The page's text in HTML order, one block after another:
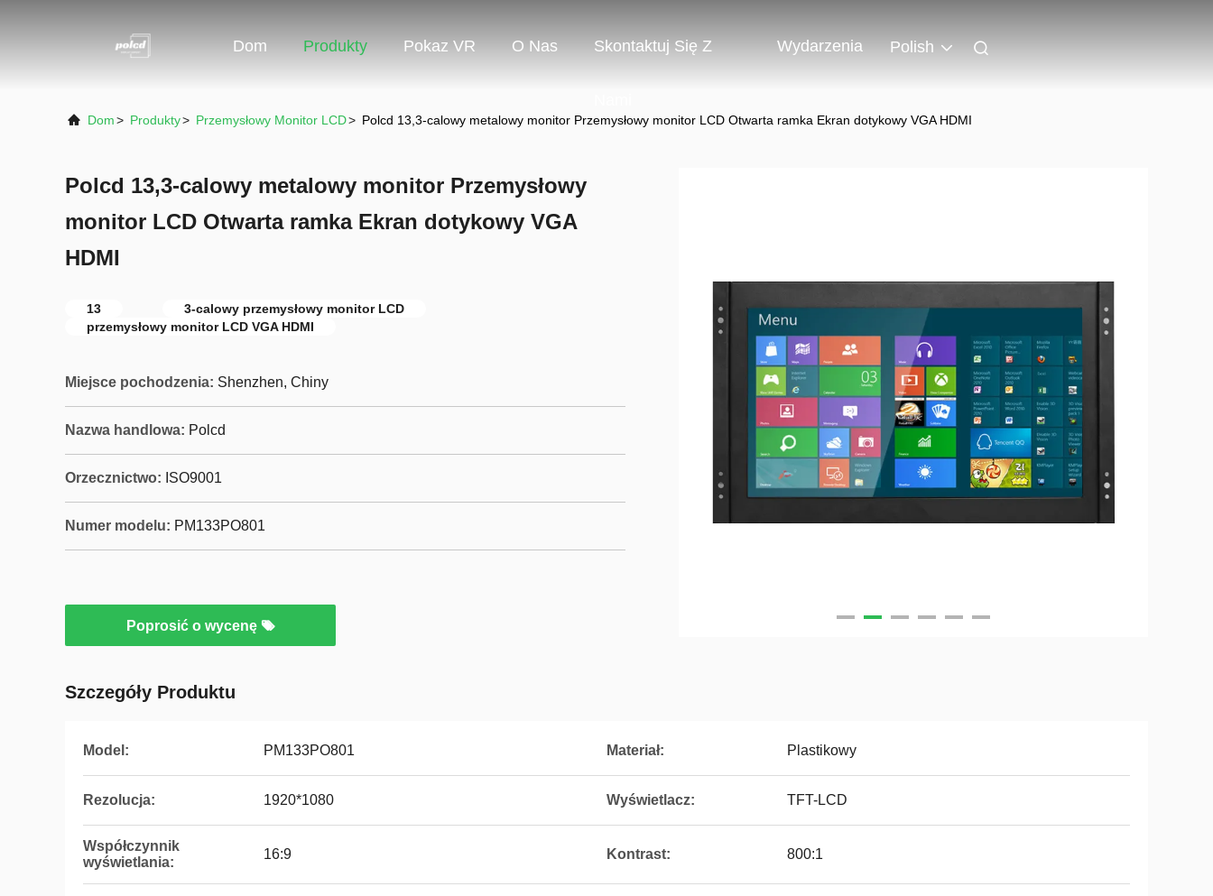
Dom Produkty Pokaz VR O Nas Skontaktuj Się Z Wydarzenia Polish
Dom> Produkty> Przemysłowy Monitor LCD> Polcd 13,3-calowy metalowy monitor Przemysłowy monitor LCD Otwarta ramka Ekran dotykowy VGA HDMI
Polcd 13,3-calowy metalowy monitor Przemysłowy
monitor LCD Otwarta ramka Ekran dotykowy VGA
HDMI
13
3-calowy przemysłowy monitor LCD
przemysłowy monitor LCD VGA HDMI
Miejsce pochodzenia: Shenzhen, Chiny
Nazwa handlowa: Polcd
Orzecznictwo: ISO9001
Numer modelu: PM133PO801
Poprosić o wycenę
Szczegóły Produktu
Model: PM133PO801 Materiał: Plastikowy
Rezolucja: 1920*1080 Wyświetlacz: TFT-LCD
Współczynnik
wyświetlania:
16:9 Kontrast: 800:1